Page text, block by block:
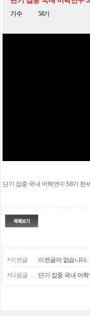
기수 58기
단기 집중 국내 어학연수 58기 한
이전글 이전글이 없습니다.
다음글 단기 집중 국내 어